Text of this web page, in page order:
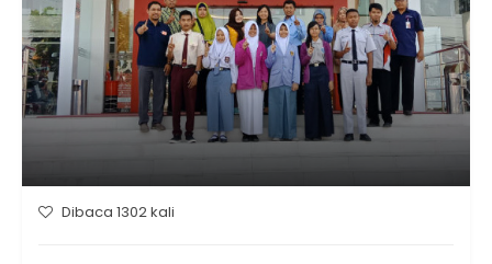
Dibaca 1302 kali